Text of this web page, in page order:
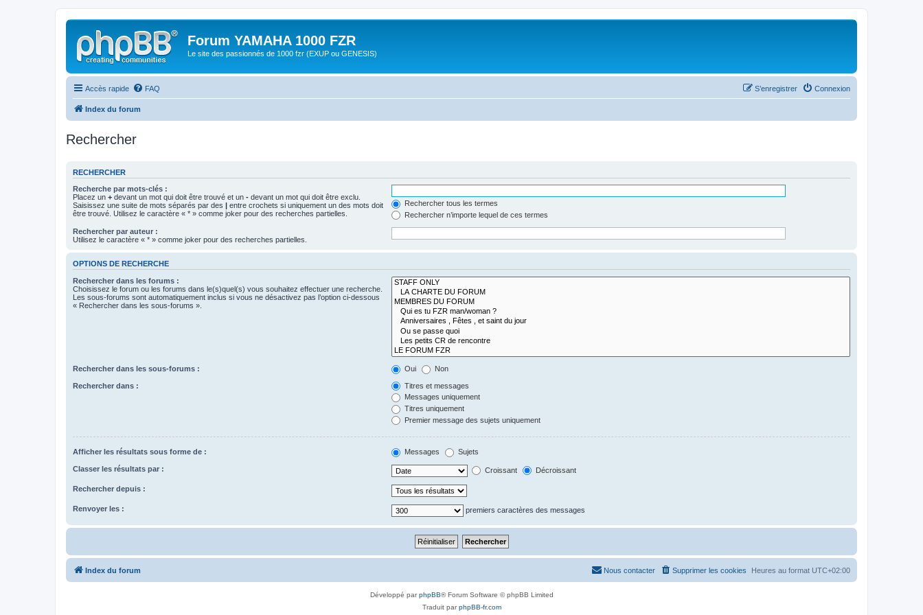
Forum YAMAHA 1000 FZR
Le site des passionnés de 1000 fzr (EXUP ou GENESIS)
Accès rapide FAQ Connexion
S’enregistrer
Index du forum
Rechercher
RECHERCHER
Recherche par mots-clés :
Placez un + devant un mot qui doit être trouvé et un - devant un mot qui doit être exclu.
Saisissez une suite de mots séparés par des | entre crochets si uniquement un des mots doit
être trouvé. Utilisez le caractère « * » comme joker pour des recherches partielles.
Rechercher tous les termes
Rechercher n’importe lequel de ces termes
Rechercher par auteur :
Utilisez le caractère « * » comme joker pour des recherches partielles.
OPTIONS DE RECHERCHE
Rechercher dans les forums :
Choisissez le forum ou les forums dans le(s)quel(s) vous souhaitez effectuer une recherche.
Les sous-forums sont automatiquement inclus si vous ne désactivez pas l’option ci-dessous
« Rechercher dans les sous-forums ».
Rechercher dans les sous-forums : Oui Non
Rechercher dans :
Titres et messages
Messages uniquement
Titres uniquement
Premier message des sujets uniquement
Afficher les résultats sous forme de : Messages Sujets
Classer les résultats par : Croissant Décroissant
Rechercher depuis :
Renvoyer les : premiers caractères des messages
Index du forum Heures au format UTC+02:00
Supprimer les cookies
Nous contacter
Développé parphpBB® Forum Software © phpBB Limited
Traduit parphpBB-fr.com